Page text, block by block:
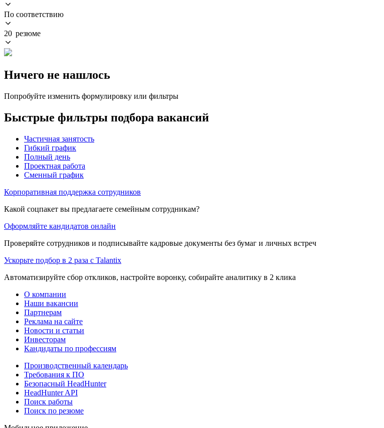
По соответствию
20 резюме
Ничего не нашлось
Попробуйте изменить формулировку или фильтры
Быстрые фильтры подбора вакансий
Частичная занятость
Гибкий график
Полный день
Проектная работа
Сменный график
Корпоративная поддержка сотрудников
Какой соцпакет вы предлагаете семейным сотрудникам?
Оформляйте кандидатов онлайн
Проверяйте сотрудников и подписывайте кадровые документы без бумаг и личных встреч
Ускорьте подбор в 2 раза с Talantix
Автоматизируйте сбор откликов, настройте воронку, собирайте аналитику в 2 клика
О компании
Наши вакансии
Партнерам
Реклама на сайте
Новости и статьи
Инвесторам
Кандидаты по профессиям
Производственный календарь
Требования к ПО
Безопасный HeadHunter
HeadHunter API
Поиск работы
Поиск по резюме